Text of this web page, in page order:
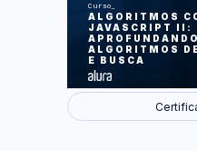
Curso
ALGORITMOS
JAVASCRIPT II:
ALGORITMOS
E BUSCA